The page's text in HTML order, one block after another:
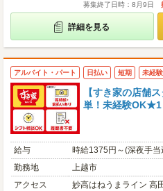
募集終了日時：8月9日
詳細を見る
アルバイト・パート 日払い 短期 未経
【すき家の店舗
単！未経験
給与
時給1375円～(深夜手
勤務地
上越市
アクセス
妙高はねうまライン 高